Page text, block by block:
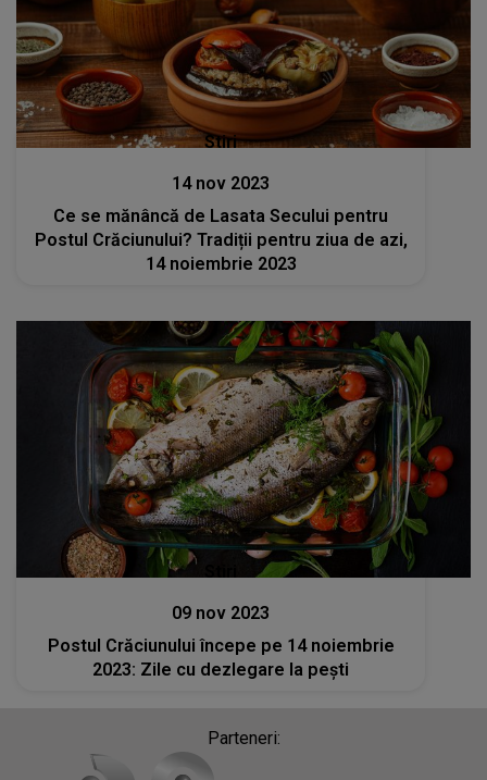
Stiri
14 nov 2023
Ce se mănâncă de Lasata Secului pentru
Postul Crăciunului? Tradiții pentru ziua de azi,
14 noiembrie 2023
09 nov 2023
Postul Crăciunului începe pe 14 noiembrie
2023: Zile cu dezlegare la pești
Parteneri: